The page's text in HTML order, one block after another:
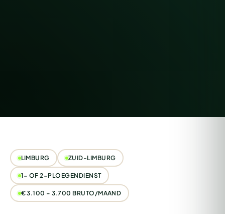
LIMBURG ZUID-LIMBURG
1- OF 2-PLOEGENDIENST
€ 3.100 – 3.700 BRUTO/MAAND